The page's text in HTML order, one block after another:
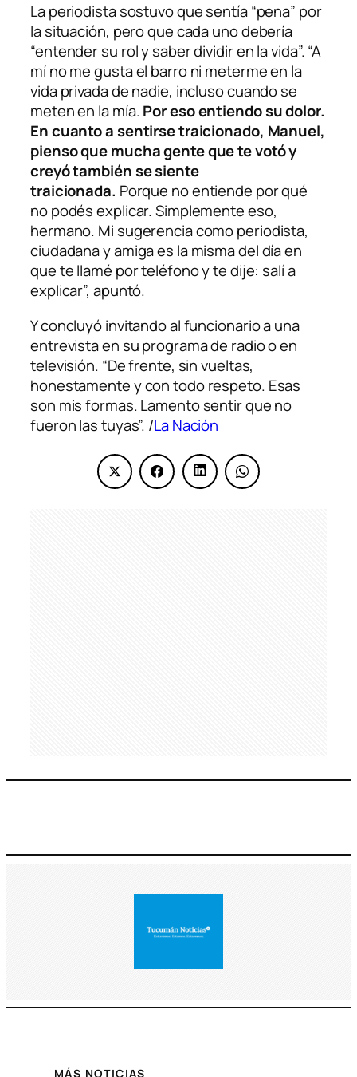
La periodista sostuvo que sentía “pena” por
la situación, pero que cada uno debería
“entender su rol y saber dividir en la vida”. “A
mí no me gusta el barro ni meterme en la
vida privada de nadie, incluso cuando se
meten en la mía.Por eso entiendo su dolor.
En cuanto a sentirse traicionado, Manuel,
pienso que mucha gente que te votó y
creyó también se siente
traicionada. Porque no entiende por qué
no podés explicar. Simplemente eso,
hermano. Mi sugerencia como periodista,
ciudadana y amiga es la misma del día en
que te llamé por teléfono y te dije: salí a
explicar”, apuntó.
Y concluyó invitando al funcionario a una
entrevista en su programa de radio o en
televisión. “De frente, sin vueltas,
honestamente y con todo respeto. Esas
son mis formas. Lamento sentir que no
fueron las tuyas”. /La Nación
MÁS NOTICIAS